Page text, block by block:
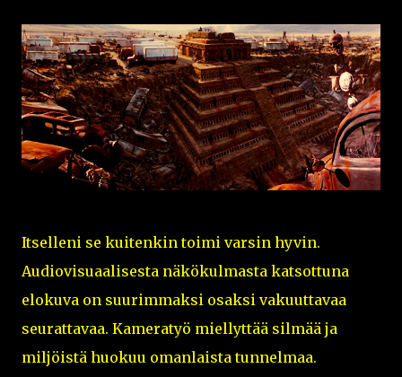
Itselleni se kuitenkin toimi varsin hyvin.
Audiovisuaalisesta näkökulmasta katsottuna
elokuva on suurimmaksi osaksi vakuuttavaa
seurattavaa. Kameratyö miellyttää silmää ja
miljöistä huokuu omanlaista tunnelmaa.